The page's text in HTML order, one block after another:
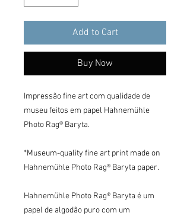
Add to Cart
Buy Now
Impressão fine art com qualidade de
museu feitos em papel Hahnemühle
Photo Rag® Baryta.
*Museum-quality fine art print made on
Hahnemühle Photo Rag® Baryta paper.
Hahnemühle Photo Rag® Baryta é um
papel de algodão puro com um